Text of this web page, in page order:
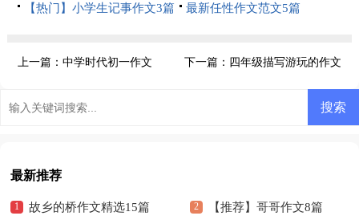
【热门】小学生记事作文3篇
最新任性作文范文5篇
上一篇： 中学时代初一作文 下一篇： 四年级描写游玩的作文
10篇
最新推荐
故乡的桥作文精选15篇 【推荐】哥哥作文8篇